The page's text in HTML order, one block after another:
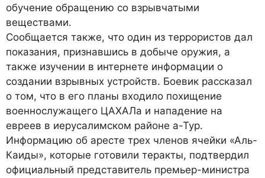
обучение обращению со взрывчатыми
веществами.
Сообщается также, что один из террористов дал
показания, признавшись в добыче оружия, а
также изучении в интернете информации о
создании взрывных устройств. Боевик рассказал
о том, что в его планы входило похищение
военнослужащего ЦАХАЛа и нападение на
евреев в иерусалимском районе а-Тур.
Информацию об аресте трех членов ячейки «Аль-
Каиды», которые готовили теракты, подтвердил
официальный представитель премьер-министра